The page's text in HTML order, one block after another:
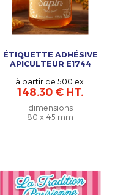
ÉTIQUETTE ADHÉSIVE
APICULTEUR E1744
à partir de 500 ex.
148.30 € HT.
dimensions
80 x 45 mm